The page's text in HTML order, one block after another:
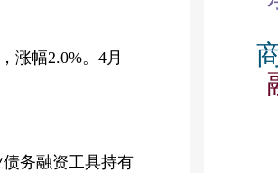
涨幅2.0%。4月
务融资工具持有